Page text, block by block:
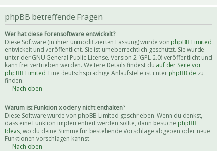
phpBB betreffende Fragen
Wer hat diese Forensoftware entwickelt?
Diese Software (in ihrer unmodifizierten Fassung) wurde von phpBB Limited
entwickelt und veröffentlicht. Sie ist urheberrechtlich geschützt. Sie wurde
unter der GNU General Public License, Version 2 (GPL-2.0) veröffentlicht und
kann frei vertrieben werden. Weitere Details findest du auf der Seite von
phpBB Limited. Eine deutschsprachige Anlaufstelle ist unter phpBB.de zu
finden.
Nach oben
Warum ist Funktion x oder y nicht enthalten?
Diese Software wurde von phpBB Limited geschrieben. Wenn du denkst,
dass eine Funktion implementiert werden sollte, dann besuche phpBB
Ideas, wo du deine Stimme für bestehende Vorschläge abgeben oder neue
Funktionen vorschlagen kannst.
Nach oben